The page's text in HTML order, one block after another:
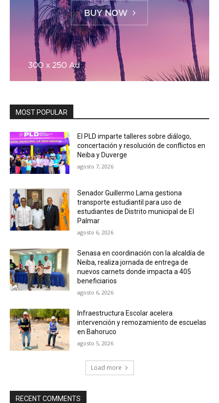
MOST POPULAR
El PLD imparte talleres sobre diálogo,
concertación y resolución de conflictos en
Neiba y Duverge
agosto 7, 2026
Senador Guillermo Lama gestiona
transporte estudiantil para uso de
estudiantes de Distrito municipal de El
Palmar
agosto 6, 2026
Senasa en coordinación con la alcaldía de
Neiba, realiza jornada de entrega de
nuevos carnets donde impacta a 405
beneficiarios
agosto 6, 2026
Infraestructura Escolar acelera
intervención y remozamiento de escuelas
en Bahoruco
agosto 5, 2026
Load more
RECENT COMMENTS